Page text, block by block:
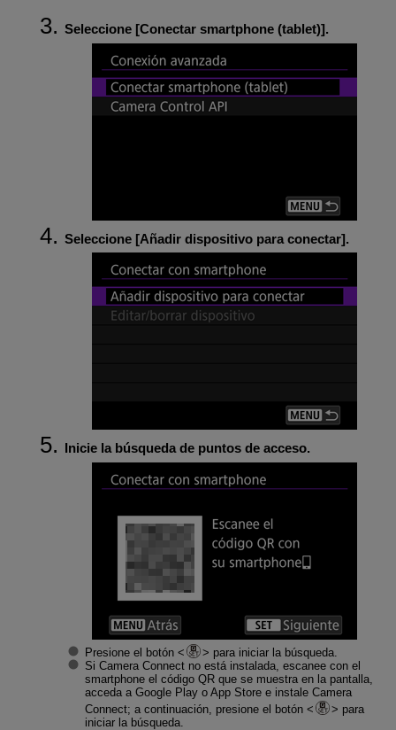
Seleccione [Conectar smartphone (tablet)].
Seleccione [Añadir dispositivo para conectar].
Inicie la búsqueda de puntos de acceso.
Presione el botón
para iniciar la búsqueda.
Si Camera Connect no está instalada, escanee con el
smartphone el código QR que se muestra en la pantalla,
acceda a Google Play o App Store e instale Camera
Connect; a continuación, presione el botón
para
iniciar la búsqueda.